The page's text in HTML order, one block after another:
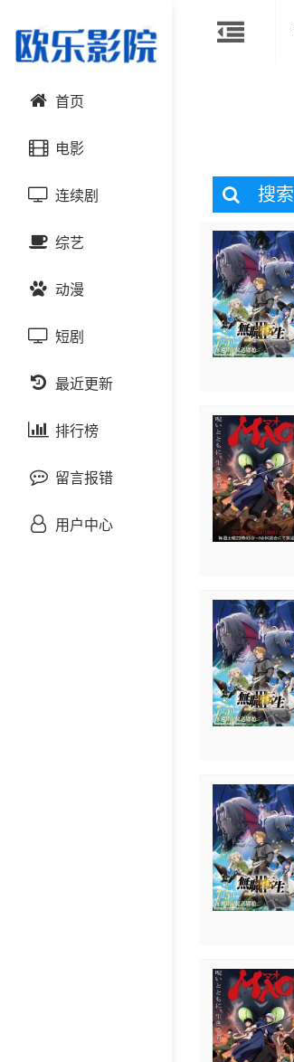
首页
电影
动作片
喜剧片
爱情片
科幻片
恐怖片
剧情片
战争片
悬疑片
连续剧
国产剧
港台剧
日韩剧
欧美剧
泰国剧
综艺
大陆综艺
日韩综艺
港台综艺
欧美综艺
动漫
国产动漫
日韩动漫
欧美动漫
短剧
最近更新
排行榜
留言报错
用户中心
搜索